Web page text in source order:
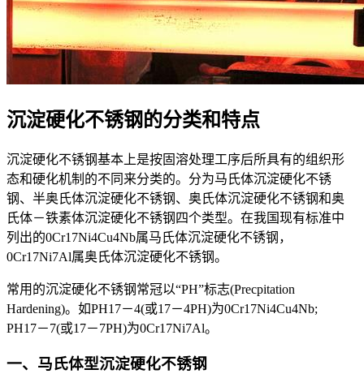
沉淀硬化不锈钢的分类和特点
沉淀硬化不锈钢基本上是按固溶处理工序后所具有的组织形
态和硬化机制的不同来分类的。分为马氏体沉淀硬化不锈
钢、半奥氏体沉淀硬化不锈钢、奥氏体沉淀硬化不锈钢和奥
氏体－铁素体沉淀硬化不锈钢四个类型。在我国现有标准中
列出的0Cr17Ni4Cu4Nb属马氏体沉淀硬化不锈钢，
0Cr17Ni7Al属奥氏体沉淀硬化不锈钢。
常用的沉淀硬化不锈钢常冠以“PH”标志(Precpitation
Hardening)。如PH17－4(或17－4PH)为0Cr17Ni4Cu4Nb;
PH17－7(或17－7PH)为0Cr17Ni7Al。
一、马氏体型沉淀硬化不锈钢